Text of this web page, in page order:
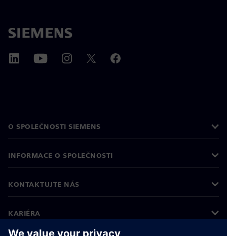
O SPOLEČNOSTI SIEMENS
INFORMACE O SPOLEČNOSTI
KONTAKTUJTE NÁS
KARIÉRA